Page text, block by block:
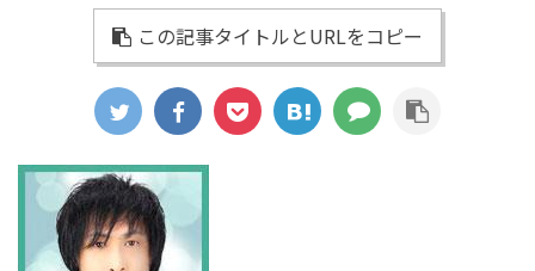
この記事タイトルとURLをコピー